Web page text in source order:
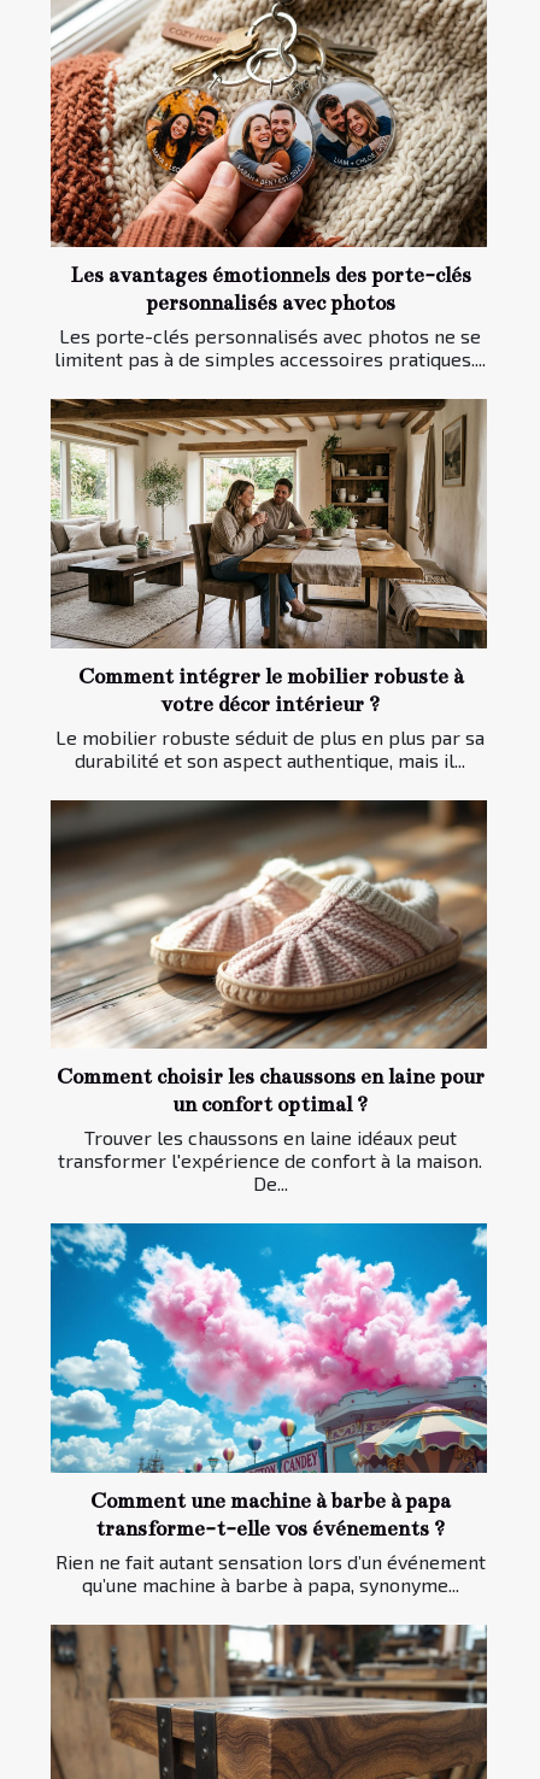
Les avantages émotionnels des porte-clés
personnalisés avec photos
Les porte-clés personnalisés avec photos ne se
limitent pas à de simples accessoires pratiques....
Comment intégrer le mobilier robuste à
votre décor intérieur ?
Le mobilier robuste séduit de plus en plus par sa
durabilité et son aspect authentique, mais il...
Comment choisir les chaussons en laine pour
un confort optimal ?
Trouver les chaussons en laine idéaux peut
transformer l'expérience de confort à la maison.
De...
Comment une machine à barbe à papa
transforme-t-elle vos événements ?
Rien ne fait autant sensation lors d’un événement
qu’une machine à barbe à papa, synonyme...